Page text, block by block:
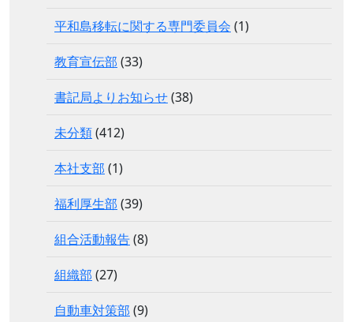
平和島移転に関する専門委員会 (1)
教育宣伝部 (33)
書記局よりお知らせ(38)
未分類(412)
本社支部 (1)
福利厚生部 (39)
組合活動報告(8)
組織部 (27)
自動車対策部 (9)